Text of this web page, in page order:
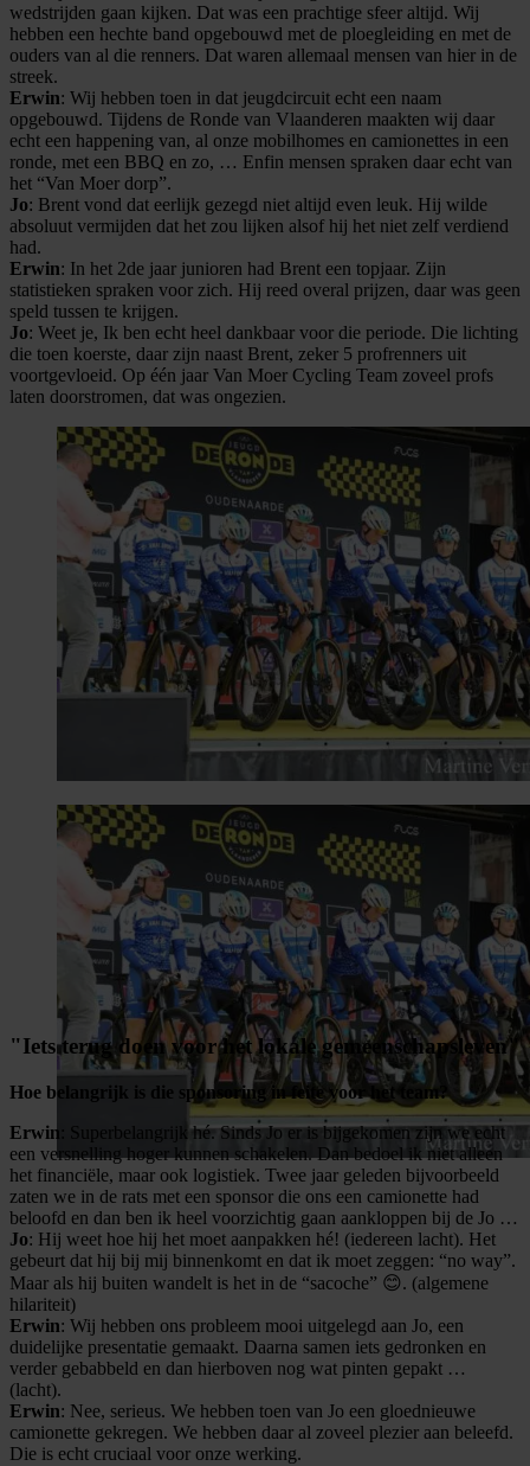
wedstrijden gaan kijken. Dat was een prachtige sfeer altijd. Wij
hebben een hechte band opgebouwd met de ploegleiding en met de
ouders van al die renners. Dat waren allemaal mensen van hier in de
streek.
Erwin: Wij hebben toen in dat jeugdcircuit echt een naam
opgebouwd. Tijdens de Ronde van Vlaanderen maakten wij daar
echt een happening van, al onze mobilhomes en camionettes in een
ronde, met een BBQ en zo, … Enfin mensen spraken daar echt van
het “Van Moer dorp”.
Jo: Brent vond dat eerlijk gezegd niet altijd even leuk. Hij wilde
absoluut vermijden dat het zou lijken alsof hij het niet zelf verdiend
had.
Erwin: In het 2de jaar junioren had Brent een topjaar. Zijn
statistieken spraken voor zich. Hij reed overal prijzen, daar was geen
speld tussen te krijgen.
Jo: Weet je, Ik ben echt heel dankbaar voor die periode. Die lichting
die toen koerste, daar zijn naast Brent, zeker 5 profrenners uit
voortgevloeid. Op één jaar Van Moer Cycling Team zoveel profs
laten doorstromen, dat was ongezien.
"Iets terug doen voor het lokale gemeenschapsleven"
Hoe belangrijk is die sponsoring in feite voor het team?
Erwin
: Superbelangrijk hé. Sinds Jo er is bijgekomen zijn we echt
een versnelling hoger kunnen schakelen. Dan bedoel ik niet alleen
het financiële, maar ook logistiek. Twee jaar geleden bijvoorbeeld
zaten we in de rats met een sponsor die ons een camionette had
beloofd en dan ben ik heel voorzichtig gaan aankloppen bij de Jo …
Jo: Hij weet hoe hij het moet aanpakken hé! (iedereen lacht). Het
gebeurt dat hij bij mij binnenkomt en dat ik moet zeggen: “no way”.
Maar als hij buiten wandelt is het in de “sacoche” 😊. (algemene
hilariteit)
Erwin: Wij hebben ons probleem mooi uitgelegd aan Jo, een
duidelijke presentatie gemaakt. Daarna samen iets gedronken en
verder gebabbeld en dan hierboven nog wat pinten gepakt …
(lacht).
Erwin: Nee, serieus. We hebben toen van Jo een gloednieuwe
camionette gekregen. We hebben daar al zoveel plezier aan beleefd.
Die is echt cruciaal voor onze werking.